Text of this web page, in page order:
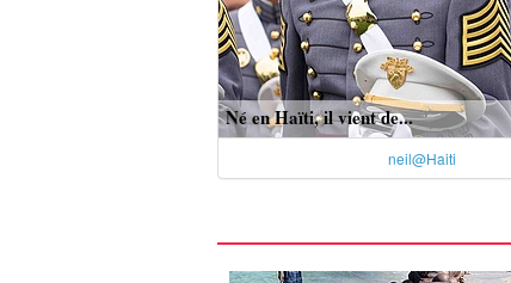
Né en Haïti, il vient de...
neil@Haiti